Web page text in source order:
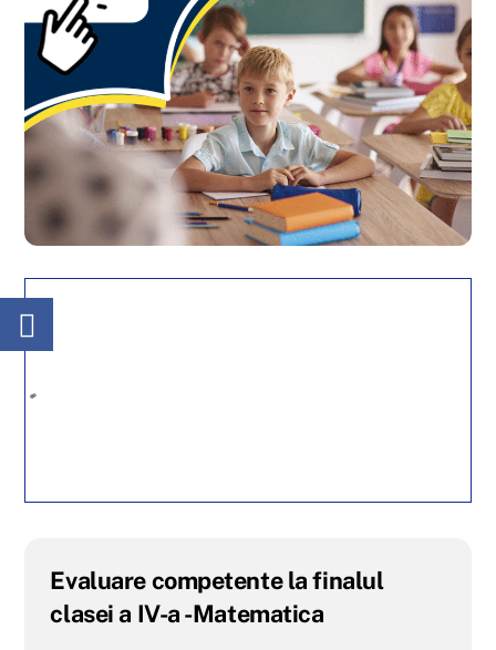
Evaluare competente la finalul
clasei a IV-a -Matematica